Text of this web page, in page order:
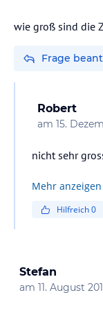
wie groß sind die
Frage
Robert
am 15.
nicht sehr
Mehr anzeigen
Hilfreich0
Stefan
am 11. August